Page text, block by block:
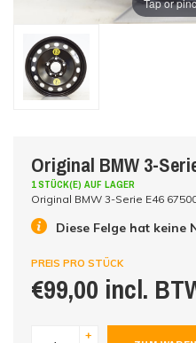
Original BMW 3-
1 STÜCK(E) AUF LAGER
Original BMW 3-Serie E46
Diese Felge hat keine
PREIS PRO STÜCK
€99,00 incl.
+